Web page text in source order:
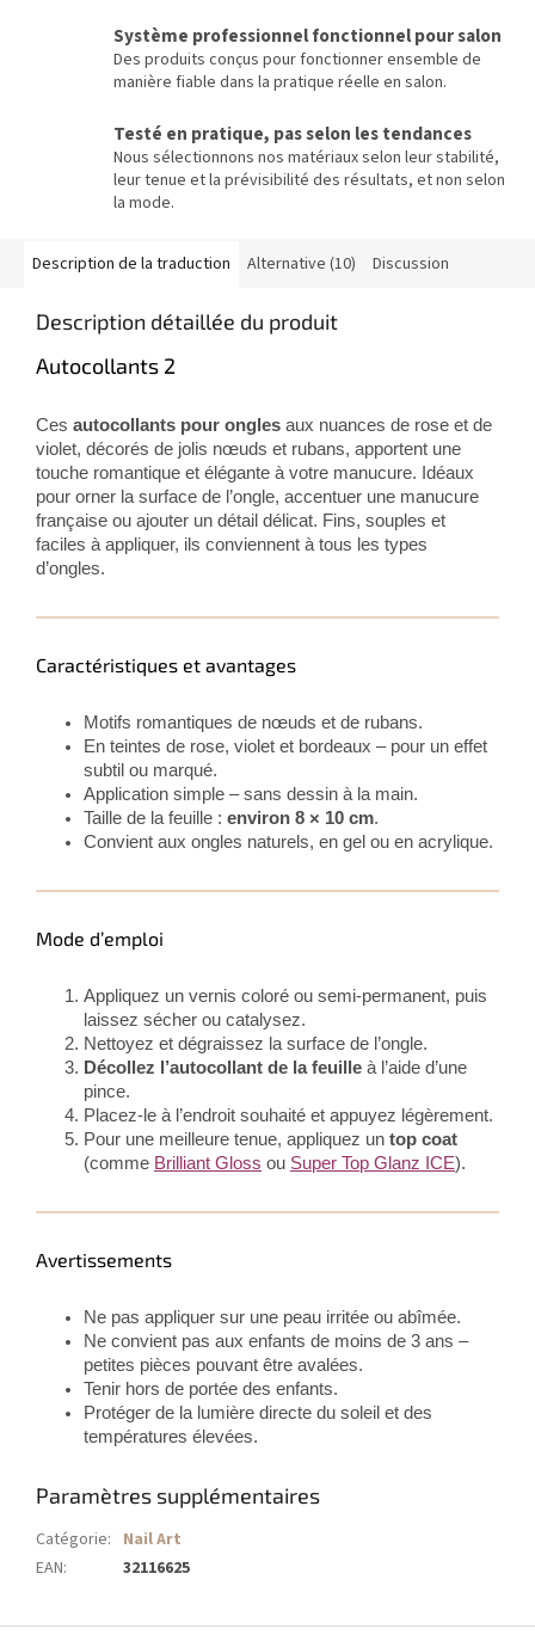
Système professionnel fonctionnel pour salon
Des produits conçus pour fonctionner ensemble de
manière fiable dans la pratique réelle en salon.
Testé en pratique, pas selon les tendances
Nous sélectionnons nos matériaux selon leur stabilité,
leur tenue et la prévisibilité des résultats, et non selon
la mode.
Description de la traduction Alternative (10) Discussion
Description détaillée du produit
Autocollants 2
Ces autocollants pour ongles aux nuances de rose et de
violet, décorés de jolis nœuds et rubans, apportent une
touche romantique et élégante à votre manucure. Idéaux
pour orner la surface de l’ongle, accentuer une manucure
française ou ajouter un détail délicat. Fins, souples et
faciles à appliquer, ils conviennent à tous les types
d’ongles.
Caractéristiques et avantages
Motifs romantiques de nœuds et de rubans.
En teintes de rose, violet et bordeaux – pour un effet
subtil ou marqué.
Application simple – sans dessin à la main.
Taille de la feuille : environ 8 × 10 cm.
Convient aux ongles naturels, en gel ou en acrylique.
Mode d’emploi
Appliquez un vernis coloré ou semi-permanent, puis
laissez sécher ou catalysez.
Nettoyez et dégraissez la surface de l’ongle.
Décollez l’autocollant de la feuille à l’aide d’une
pince.
Placez-le à l’endroit souhaité et appuyez légèrement.
Pour une meilleure tenue, appliquez un top coat
(comme Brilliant Gloss ou Super Top Glanz ICE).
Avertissements
Ne pas appliquer sur une peau irritée ou abîmée.
Ne convient pas aux enfants de moins de 3 ans –
petites pièces pouvant être avalées.
Tenir hors de portée des enfants.
Protéger de la lumière directe du soleil et des
températures élevées.
Paramètres supplémentaires
Catégorie: Nail Art
EAN: 32116625